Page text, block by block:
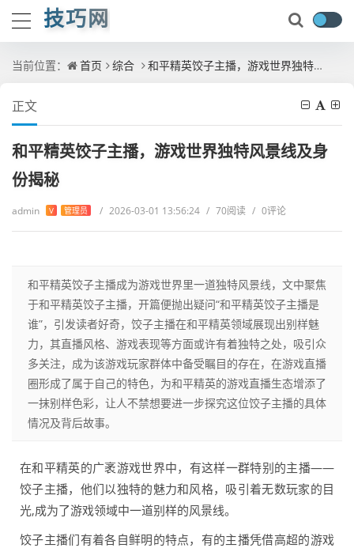
技巧网
当前位置： 首页 综合 和平精英饺子主播，游戏世界独特风景线及身份揭秘
正文
和平精英饺子主播，游戏世界独特风景线及身
份揭秘
admin V 管理员 / 2026-03-01 13:56:24 / 70阅读 / 0评论
和平精英饺子主播成为游戏世界里一道独特风景线，文中聚焦
于和平精英饺子主播，开篇便抛出疑问“和平精英饺子主播是
谁”，引发读者好奇，饺子主播在和平精英领域展现出别样魅
力，其直播风格、游戏表现等方面或许有着独特之处，吸引众
多关注，成为该游戏玩家群体中备受瞩目的存在，在游戏直播
圈形成了属于自己的特色，为和平精英的游戏直播生态增添了
一抹别样色彩，让人不禁想要进一步探究这位饺子主播的具体
情况及背后故事。
在和平精英的广袤游戏世界中，有这样一群特别的主播——
饺子主播，他们以独特的魅力和风格，吸引着无数玩家的目
光,成为了游戏领域中一道别样的风景线。
饺子主播们有着各自鲜明的特点，有的主播凭借高超的游戏